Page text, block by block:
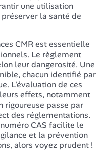
une utilisation
la santé de
CMR est essentielle
Le règlement
leur dangerosité. Une
chacun identifié par
L'évaluation de ces
effets, notamment
rigoureuse passe par
des réglementations.
CAS facilite le
et la prévention
alors voyez prudent !